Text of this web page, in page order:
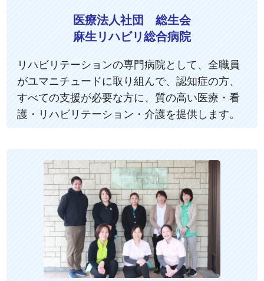
医療法人社団 総生会
麻生リハビリ総合病院
リハビリテーションの専門病院として、全職員
がユマニチュードに取り組んで、認知症の方、
すべての支援が必要な方に、質の高い医療・看
護・リハビリテーション・介護を提供します。